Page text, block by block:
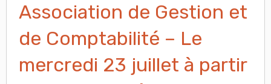
Association de Gestion et
de Comptabilité – Le
mercredi 23 juillet à partir